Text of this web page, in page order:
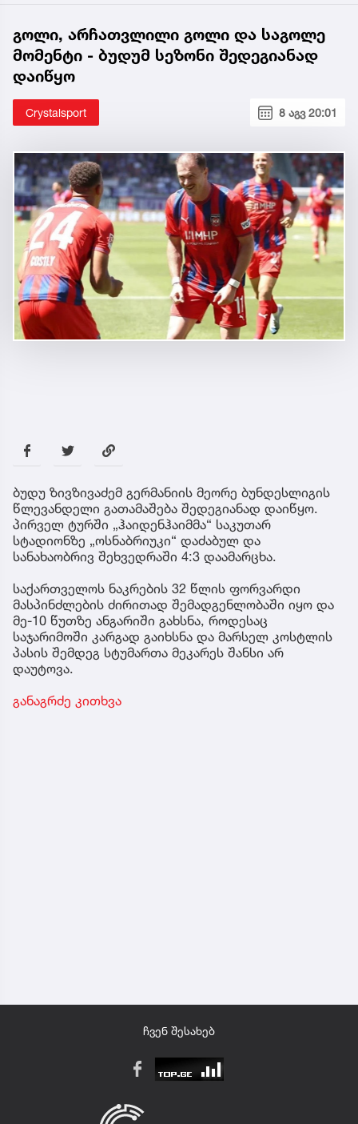
გოლი, არჩათვლილი გოლი და საგოლე
მომენტი - ბუდუმ სეზონი შედეგიანად
დაიწყო
Crystalsport 8 აგვ 20:01
ბუდუ ზივზივაძემ გერმანიის მეორე ბუნდესლიგის
წლევანდელი გათამაშება შედეგიანად დაიწყო.
პირველ ტურში „ჰაიდენჰაიმმა“ საკუთარ
სტადიონზე „ოსნაბრიუკი“ დაძაბულ და
სანახაობრივ შეხვედრაში 4:3 დაამარცხა.
საქართველოს ნაკრების 32 წლის ფორვარდი
მასპინძლების ძირითად შემადგენლობაში იყო და
მე-10 წუთზე ანგარიში გახსნა, როდესაც
საჯარიმოში კარგად გაიხსნა და მარსელ კოსტლის
პასის შემდეგ სტუმართა მეკარეს შანსი არ
დაუტოვა.
განაგრძე კითხვა
ჩვენ შესახებ